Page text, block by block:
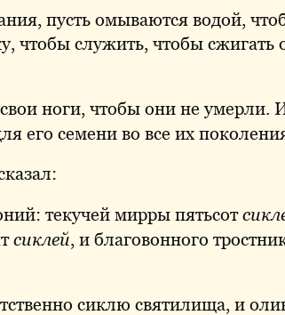
пусть омываются водой,
чтобы служить, чтобы сжигать
ноги, чтобы они не умерли.
его семени во все их
текучей мирры пятьсот
сиклей, и благовонного
сиклю святилища, и